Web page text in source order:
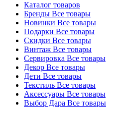
Каталог товаров
Бренды Все товары
Новинки Все товары
Подарки Все товары
Скидки Все товары
Винтаж Все товары
Сервировка Все товары
Декор Все товары
Дети Все товары
Текстиль Все товары
Аксессуары Все товары
Выбор Дара Все товары